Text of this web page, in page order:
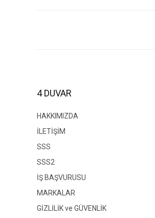
Ürün fiyatı diğer sitelerden daha
Bu ürüne benzer farklı alternatifler
4 DUVAR
HAKKIMIZDA
İLETİŞİM
SSS
SSS2
İŞ BAŞVURUSU
MARKALAR
GİZLİLİK ve GÜVENLİK